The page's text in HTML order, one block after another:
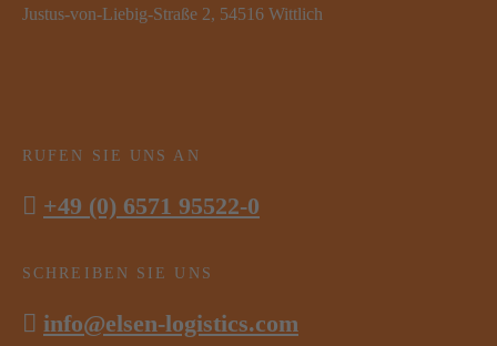
Justus-von-Liebig-Straße 2, 54516 Wittlich
RUFEN SIE UNS AN
+49 (0) 6571 95522-0
SCHREIBEN SIE UNS
info@elsen-logistics.com